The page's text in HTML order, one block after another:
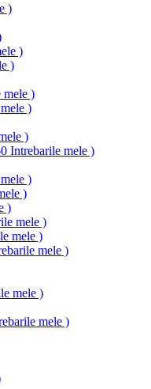
)
)
)
mele )
)
)
Intrebarile mele )
)
)
)
mele )
mele )
mele )
mele )
mele )